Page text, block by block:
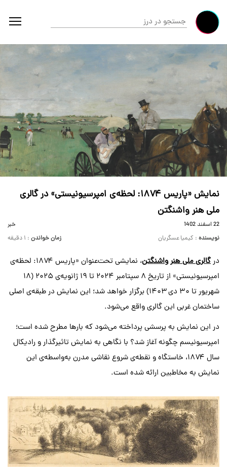
نمایش «پاریس ۱۸۷۴: لحظه‌ی امپرسیونیستی» در گالری
ملی هنر واشنگتن
22 اسفند 1402
خبر
نویسنده : کیمیا عسگریان زمان خواندن : ۱ دقیقه
درگالری ملی هنر واشنگتن
، نمایشی تحت‌عنوان «پاریس ۱۸۷۴: لحظه‌ی
امپرسیونیستی» از تاریخ ۸ سپتامبر ۲۰۲۴ تا ۱۹ ژانویه‌ی ۲۰۲۵ (۱۸
شهریور تا ۳۰ دی ۱۴۰۳) برگزار خواهد شد؛ این نمایش در طبقه‌ی اصلی
ساختمان غربی این گالری واقع می‌شود.
در این نمایش به پرسشی پرداخته می‌شود که بارها مطرح شده است؛
امپرسیونیسم چگونه آغاز شد؟ با نگاهی به نمایش تاثیرگذار و رادیکال
سال ۱۸۷۴، خاستگاه و نقطه‌ی شروع نقاشی مدرن به‌واسطه‌ی این
نمایش به مخاطبین ارائه‌ شده است.